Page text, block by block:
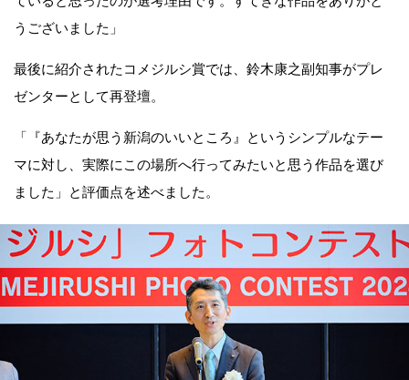
うございました」
最後に紹介されたコメジルシ賞では、鈴木康之副知事がプレ
ゼンターとして再登壇。
「『あなたが思う新潟のいいところ』というシンプルなテー
マに対し、実際にこの場所へ行ってみたいと思う作品を選び
ました」と評価点を述べました。